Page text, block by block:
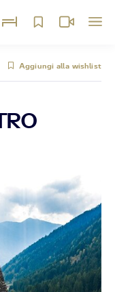
Aggiungi alla wishlist